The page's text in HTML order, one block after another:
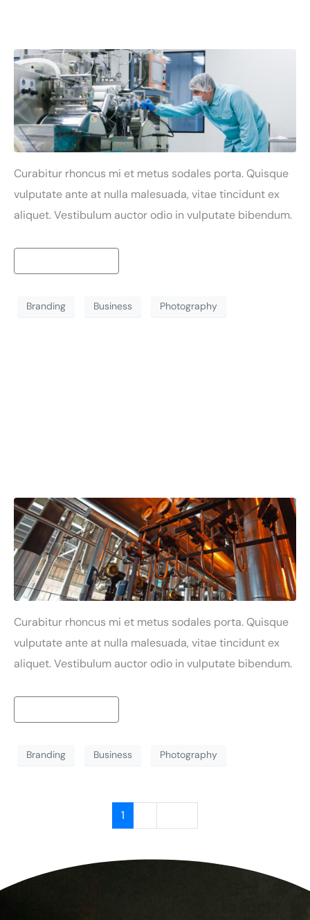
Curabitur rhoncus mi et metus sodales porta. Quisque
vulputate ante at nulla malesuada, vitae tincidunt ex
aliquet. Vestibulum auctor odio in vulputate bibendum.
Branding Business Photography
Curabitur rhoncus mi et metus sodales porta. Quisque
vulputate ante at nulla malesuada, vitae tincidunt ex
aliquet. Vestibulum auctor odio in vulputate bibendum.
Branding Business Photography
1